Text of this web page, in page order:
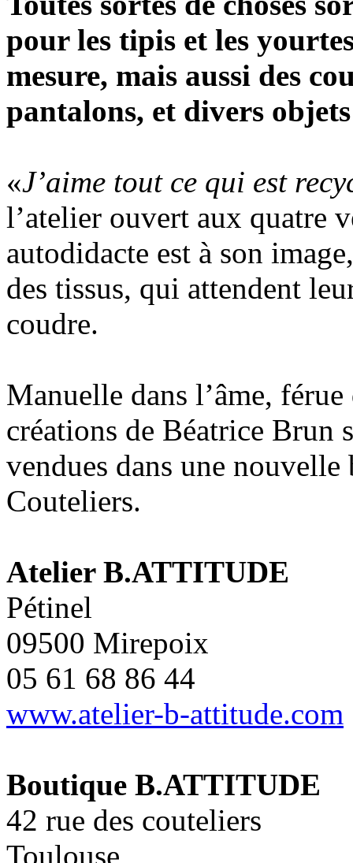
pour les tipis et les
mesure, mais aussi des
pantalons, et divers
«J’aime tout ce qui est
l’atelier ouvert aux quatre
autodidacte est à son
des tissus, qui attendent
coudre.
Manuelle dans l’âme,
créations de Béatrice Brun
vendues dans une
Couteliers.
Atelier B.ATTITUDE
Pétinel
09500 Mirepoix
05 61 68 86 44
www.atelier-b-attitude.com
Boutique B.ATTITUDE
42 rue des couteliers
Toulouse